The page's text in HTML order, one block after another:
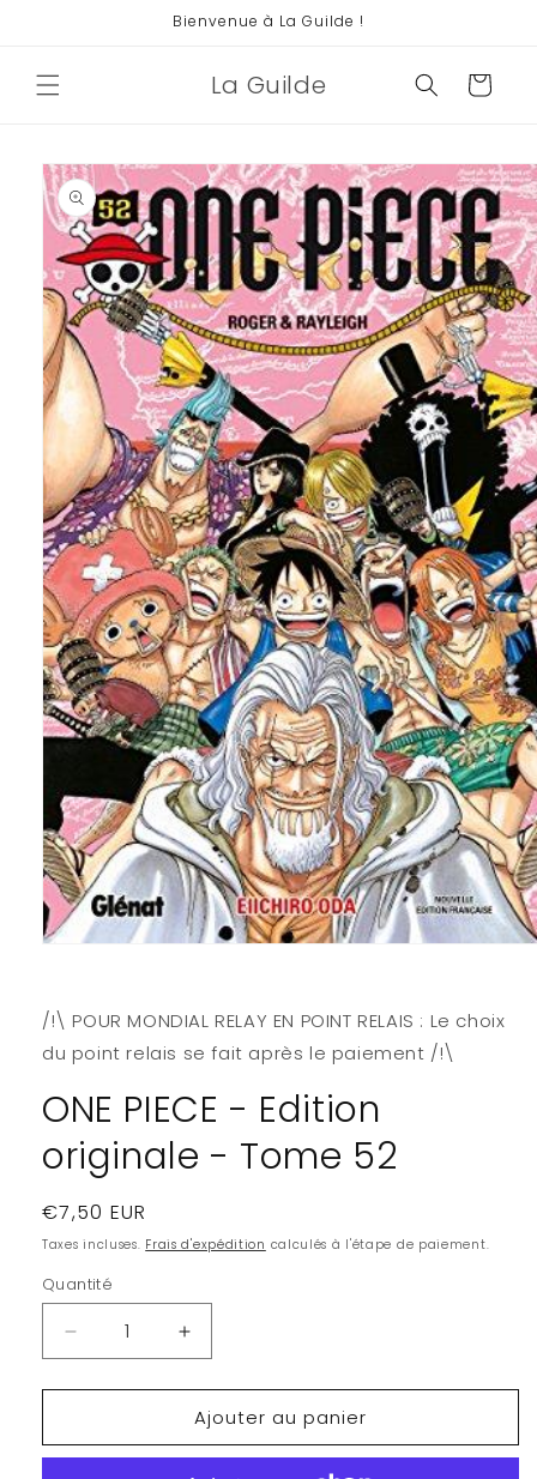
contenu
Bienvenue à La Guilde !
La Guilde Panier
Passer aux
informations
produits
dans
fenêtre
/!\ POUR MONDIAL RELAY EN POINT RELAIS : Le choix
du point relais se fait après le paiement /!\
ONE PIECE - Edition
originale - Tome 52
Prix
habituel
€7,50 EUR
Taxes incluses. Frais d'expédition calculés à l'étape de paiement.
Quantité
Quantité
Réduire
la
quantité
ONE
Augmenter
la
quantité
de
ONE
Ajouter au panier